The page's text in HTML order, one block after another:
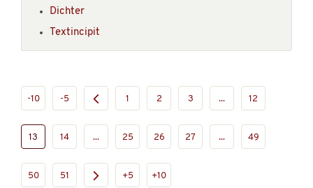
Dichter
Textincipit
-10 -5 1 2 3 ... 12
13 14 ... 25 26 27 ... 49
50 51 +5 +10